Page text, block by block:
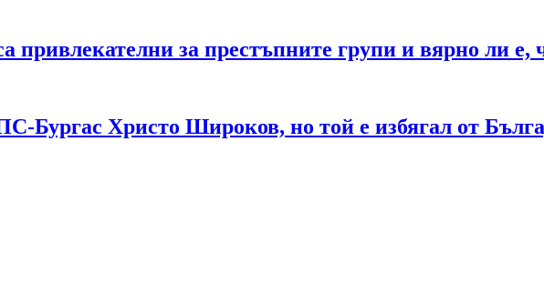
привлекателни за престъпните групи и вярно ли е,
Бургас Христо Широков, но той е избягал от